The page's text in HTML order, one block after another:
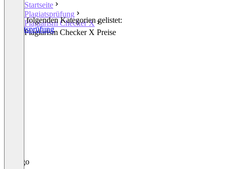
Startseite
Plagiatsprüfung
Plagiarism Checker X
Plagiarism Checker X Preise
In den folgenden Kategorien gelistet:
Plagiatsprüfung